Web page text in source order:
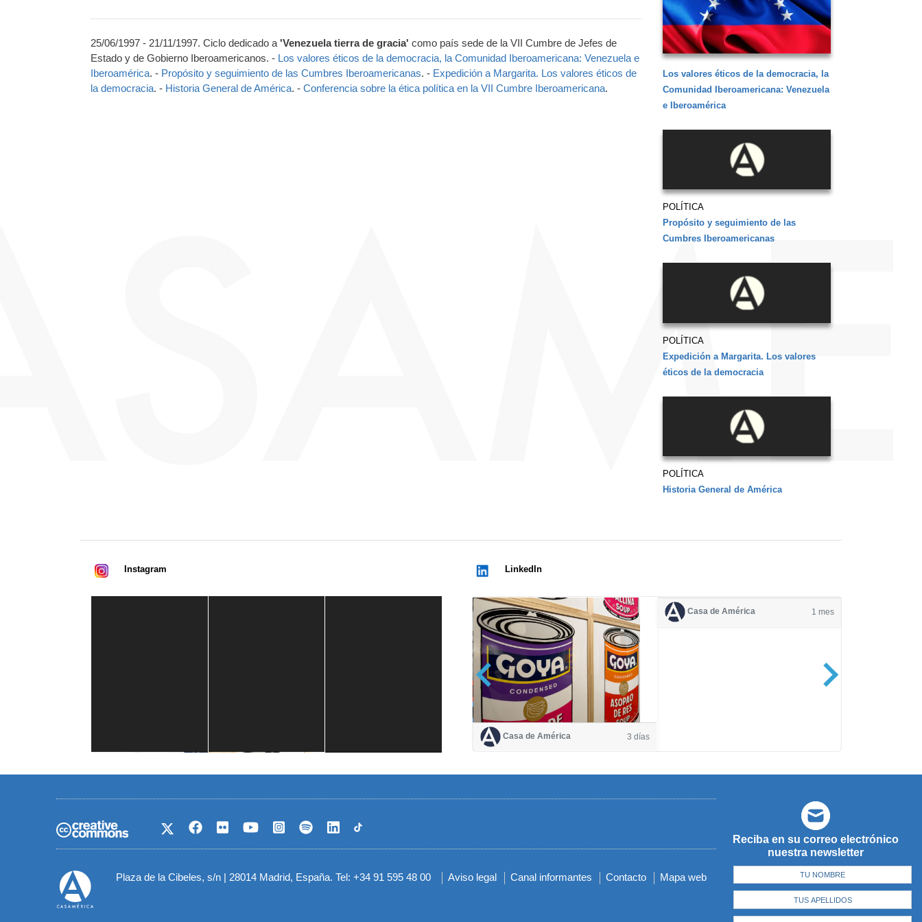
25/06/1997 - 21/11/1997. Ciclo dedicado a 'Venezuela tierra de gracia' como país sede de la VII Cumbre de Jefes de
Estado y de Gobierno Iberoamericanos. - Los valores éticos de la democracia, la Comunidad Iberoamericana: Venezuela e
Iberoamérica. - Propósito y seguimiento de las Cumbres Iberoamericanas. - Expedición a Margarita. Los valores éticos de
la democracia. - Historia General de América. - Conferencia sobre la ética política en la VII Cumbre Iberoamericana.
Los valores éticos de la democracia, la
Comunidad Iberoamericana: Venezuela
e Iberoamérica
POLÍTICA
Propósito y seguimiento de las
Cumbres Iberoamericanas
POLÍTICA
Expedición a Margarita. Los valores
éticos de la democracia
POLÍTICA
Historia General de América
Instagram LinkedIn
Casa de América 3 días
Casa de América 1 mes
Reciba en su correo electrónico
nuestra newsletter
Plaza de la Cibeles, s/n | 28014 Madrid, España. Tel: +34 91 595 48 00
Menú
Aviso legal Canal informantes Contacto Mapa web